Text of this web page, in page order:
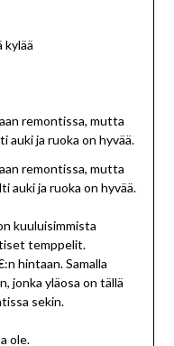
kylää
remontissa, mutta
auki ja ruoka on hyvää.
kuuluisimmista
temppelit.
hintaan. Samalla
jonka yläosa on tällä
sekin.